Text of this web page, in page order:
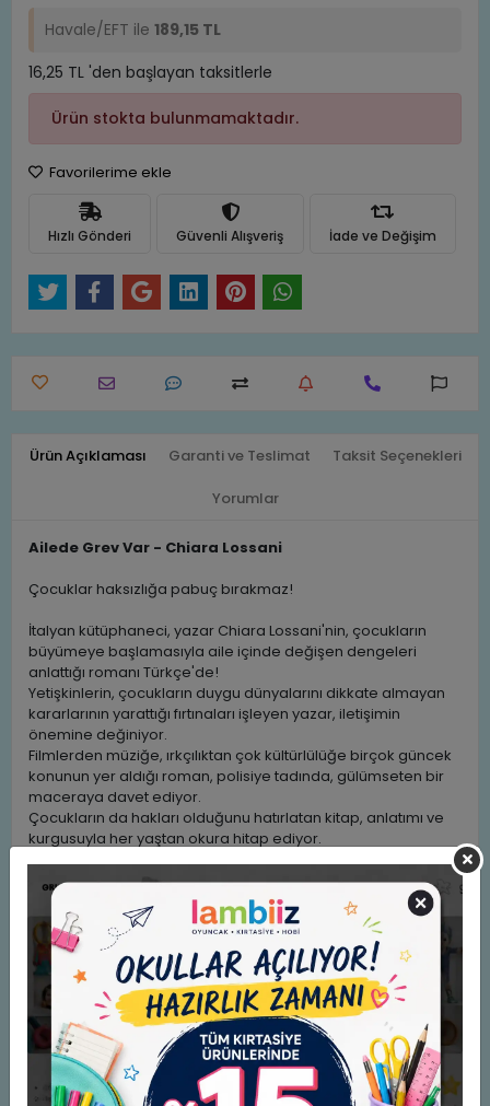
Havale/EFT ile 189,15 TL
16,25 TL 'den başlayan taksitlerle
Ürün stokta bulunmamaktadır.
Favorilerime ekle
Hızlı Gönderi Güvenli Alışveriş İade ve Değişim
Ürün Açıklaması Garanti ve Teslimat Taksit Seçenekleri
Yorumlar
Ailede Grev Var - Chiara Lossani
Çocuklar haksızlığa pabuç bırakmaz!
İtalyan kütüphaneci, yazar Chiara Lossani'nin, çocukların
büyümeye başlamasıyla aile içinde değişen dengeleri
anlattığı romanı Türkçe'de!
Yetişkinlerin, çocukların duygu dünyalarını dikkate almayan
kararlarının yarattığı fırtınaları işleyen yazar, iletişimin
önemine değiniyor.
Filmlerden müziğe, ırkçılıktan çok kültürlülüğe birçok güncek
konunun yer aldığı roman, polisiye tadında, gülümseten bir
maceraya davet ediyor.
Çocukların da hakları olduğunu hatırlatan kitap, anlatımı ve
kurgusuyla her yaştan okura hitap ediyor.
Ailesi, işyerlerine yakın olabilmek için taşınma kararı alınca,
Stella arkadaşlarının yaşadığı mahalleden de, okuldan da
ayrılmak zorunda kalır. Hayatı altüst olmuştur. Ama ne büyülü
asası vardır, ne de ailesini engelleyebilecek kadar
büyümüştür. O da, evde greve gitmeye karar verir ve
kucaklaşmaları, iletişimi keser. Aradığı destek, bir ayakkkabı
koleksiyoncusu olan büyükannesinden gelir. Giydiği her
ayakkabı Stealla'nın bambaşka adımlar atmasını sağlarken,
kulak misafiri olduğu bazı konuşmalar aklını karıştırır. Üstelik
yeni okulunda tanıştığı arkadaşlarında da beklenmedik
şekilde etkilenecektir.